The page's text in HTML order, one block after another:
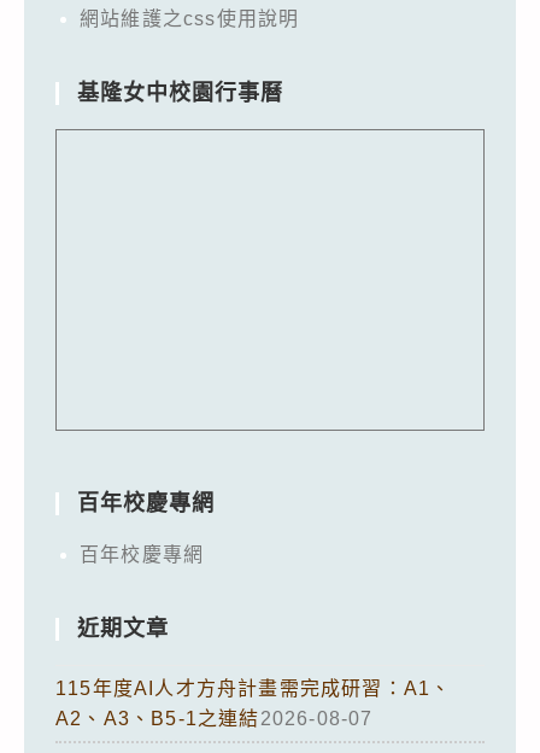
網站維護之css使用說明
基隆女中校園行事曆
百年校慶專網
百年校慶專網
近期文章
115年度AI人才方舟計畫需完成研習：A1、
A2、A3、B5-1之連結2026-08-07